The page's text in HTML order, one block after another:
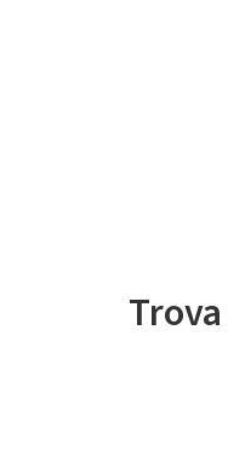
Il servizio di